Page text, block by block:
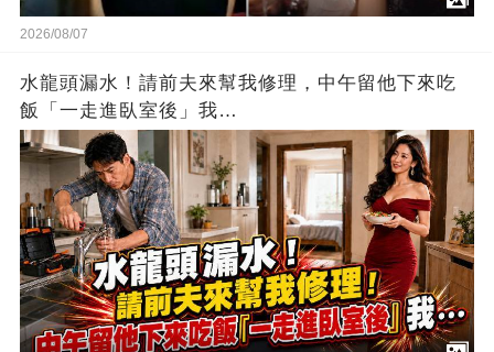
2026/08/07
水龍頭漏水！請前夫來幫我修理，中午留他下來吃
飯「一走進臥室後」我…